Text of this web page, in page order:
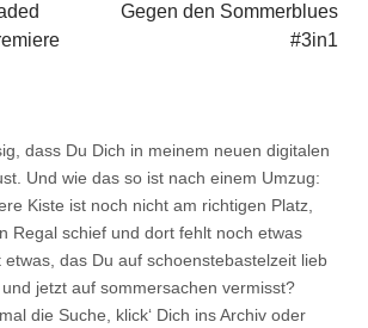
Gegen den Sommerblues
#3in1
dass Du Dich in meinem neuen digitalen
Und wie das so ist nach einem Umzug:
Kiste ist noch nicht am richtigen Platz,
Regal schief und dort fehlt noch etwas
etwas, das Du auf schoenstebastelzeit lieb
jetzt auf sommersachen vermisst?
die Suche, klick‘ Dich ins Archiv oder